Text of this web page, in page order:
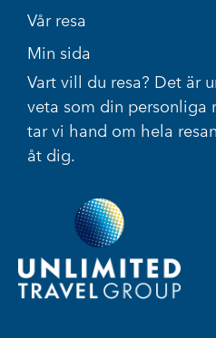
Vår resa
Min sida
Vart vill du resa? Det är
veta som din personliga
tar vi hand om hela
åt dig.